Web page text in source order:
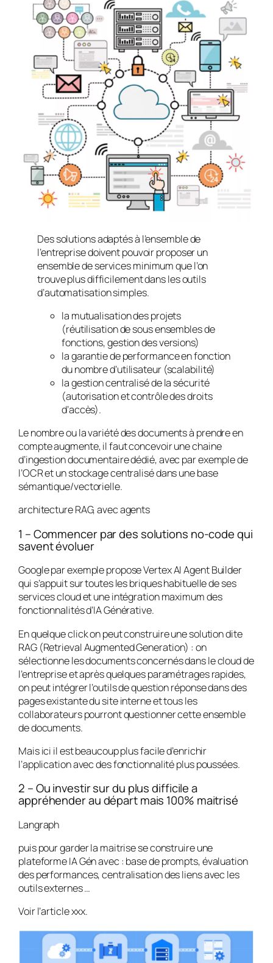
Des solutions adaptés à l’ensemble de
l’entreprise doivent pouvoir proposer un
ensemble de services minimum que l’on
trouve plus difficilement dans les outils
d’automatisation simples.
la mutualisation des projets
(réutilisation de sous ensembles de
fonctions, gestion des versions)
la garantie de performance en fonction
du nombre d’utilisateur (scalabilité)
la gestion centralisé de la sécurité
(autorisation et contrôle des droits
d’accès).
Le nombre ou la variété des documents à prendre en
compte augmente, il faut concevoir une chaine
d’ingestion documentaire dédié, avec par exemple de
l’OCR et un stockage centralisé dans une base
sémantique/vectorielle.
architecture RAG, avec agents
1 – Commencer par des solutions no-code qui
savent évoluer
Google par exemple propose Vertex AI Agent Builder
qui s’appuit sur toutes les briques habituelle de ses
services cloud et une intégration maximum des
fonctionnalités d’IA Générative.
En quelque click on peut construire une solution dite
RAG (Retrieval Augmented Generation) : on
sélectionne les documents concernés dans le cloud de
l’entreprise et après quelques paramétrages rapides,
on peut intégrer l’outils de question réponse dans des
pages existante du site interne et tous les
collaborateurs pourront questionner cette ensemble
de documents.
Mais ici il est beaucoup plus facile d’enrichir
l’application avec des fonctionnalité plus poussées.
2 – Ou investir sur du plus difficile a
appréhender au départ mais 100% maitrisé
Langraph
puis pour garder la maitrise se construire une
plateforme IA Gén avec : base de prompts, évaluation
des performances, centralisation des liens avec les
outils externes …
Voir l’article xxx.